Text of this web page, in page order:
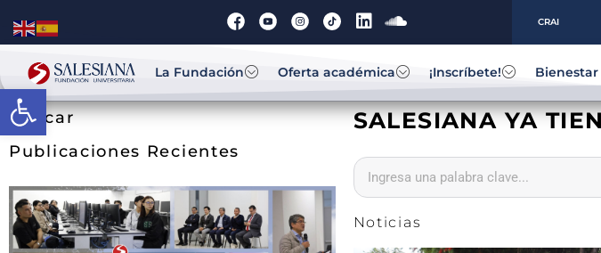
Abrir barra de herramientas
CRAI
La Fundación Oferta académica ¡Inscríbete!
Buscar
Publicaciones Recientes
SALESIANA YA
Noticias